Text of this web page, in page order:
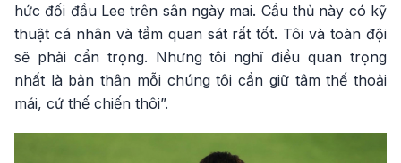
hức đối đầu Lee trên sân ngày mai. Cầu thủ này có kỹ
thuật cá nhân và tầm quan sát rất tốt. Tôi và toàn đội
sẽ phải cẩn trọng. Nhưng tôi nghĩ điều quan trọng
nhất là bản thân mỗi chúng tôi cần giữ tâm thế thoải
mái, cứ thế chiến thôi”.